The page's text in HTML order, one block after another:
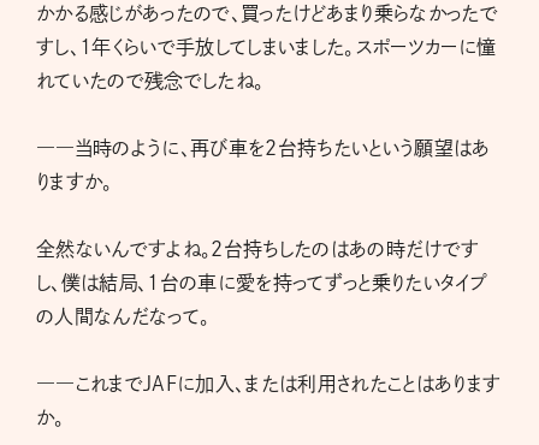
かかる感じがあったので、買ったけどあまり乗らなかったで
すし、1年くらいで手放してしまいました。スポーツカーに憧
れていたので残念でしたね。
――当時のように、再び車を2台持ちたいという願望はあ
りますか。
全然ないんですよね。2台持ちしたのはあの時だけです
し、僕は結局、1台の車に愛を持ってずっと乗りたいタイプ
の人間なんだなって。
――これまでJAFに加入、または利用されたことはあります
か。